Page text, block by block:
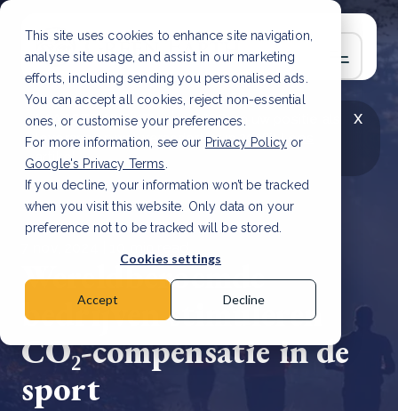
This site uses cookies to enhance site navigation,
analyse site usage, and assist in our marketing
efforts, including sending you personalised ads.
You can accept all cookies, reject non-essential
ones, or customise your preferences.
For more information, see our Privacy Policy or
Google's Privacy Terms
If you decline, your information won’t be tracked
when you visit this website. Only data on your
preference not to be tracked will be stored.
Cookies settings
Accept Decline
x
LAATSTE ARTIKEL
CSRD en uw positie als
leverancier: wat verandert er in 2026?Lees
artikel
Wereldberoemde
bedrijven stimuleren
CO₂-compensatie in de
sport